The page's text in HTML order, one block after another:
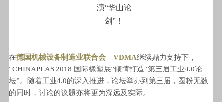
在德国机械设备制造业联合会 – VDMA继续鼎力支持下 ，
“CHINAPLAS 2018 国际橡塑展”倾情打造“第三届工业4.0论
坛”。随着工业4.0的深入推进，论坛举办到第三届，圈粉无数
的同时，讨论的议题亦将更为深远及实际。